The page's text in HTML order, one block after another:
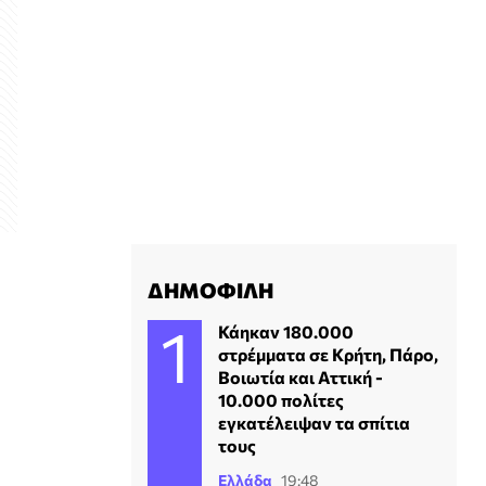
ΔΗΜΟΦΙΛΗ
Κάηκαν 180.000
στρέμματα σε Κρήτη, Πάρο,
Βοιωτία και Αττική -
10.000 πολίτες
εγκατέλειψαν τα σπίτια
τους
Ελλάδα 19:48